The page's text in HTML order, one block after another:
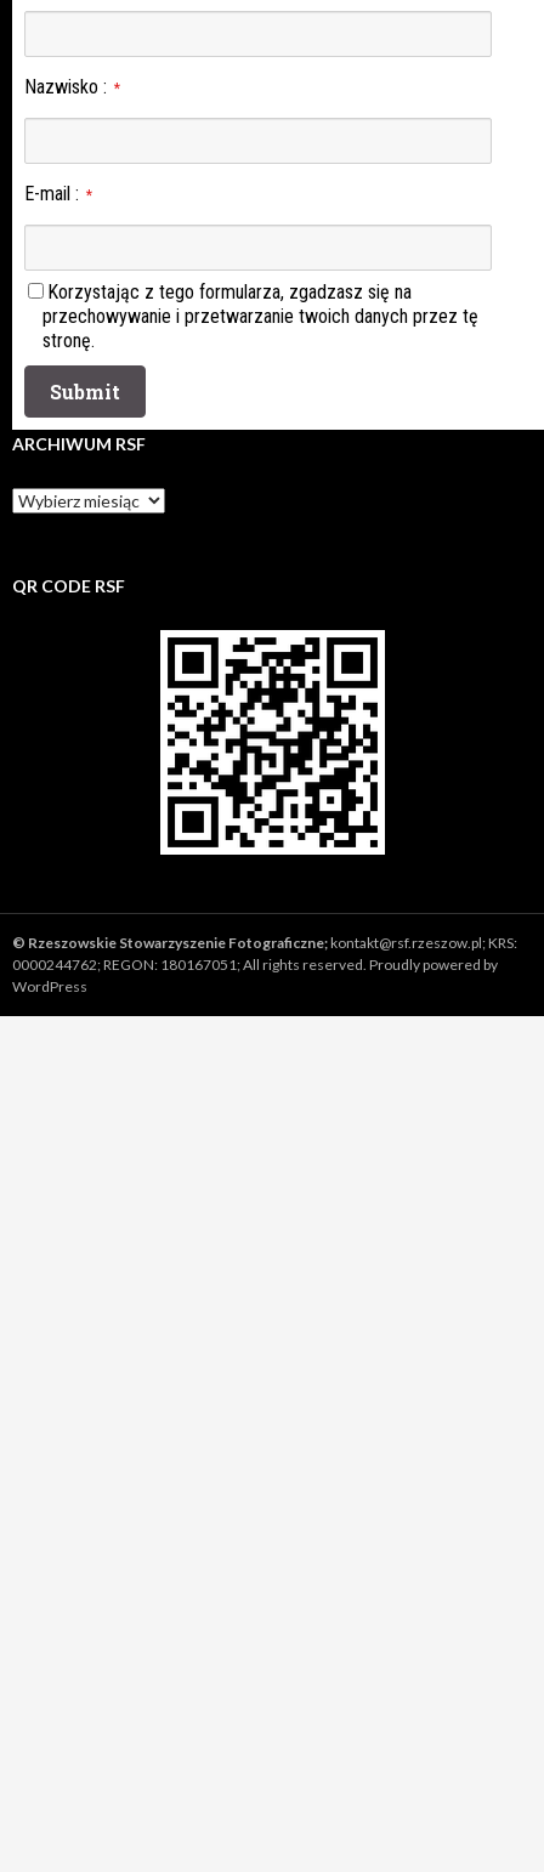
Nazwisko : *
E-mail : *
Korzystając z tego formularza, zgadzasz się na
przechowywanie i przetwarzanie twoich danych przez tę
stronę.
ARCHIWUM RSF
Archiwum
rsf
QR CODE RSF
© Rzeszowskie Stowarzyszenie Fotograficzne;kontakt@rsf.rzeszow.pl;KRS:
0000244762; REGON: 180167051; All rights reserved. Proudly powered by
WordPress